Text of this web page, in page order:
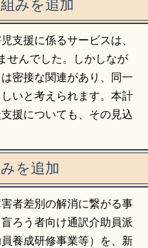
みを追加
支援に係るサービスは、
せんでした。しかしなが
密接な関連があり、同一
いと考えられます。本計
援についても、その見込
を追加
者差別の解消に繋がる事
ろう者向け通訳介助員派
養成研修事業等）を、新